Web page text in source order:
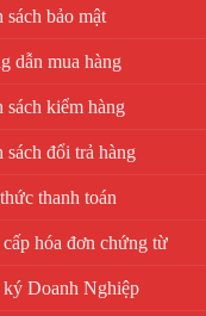
sách bảo mật
dẫn mua hàng
sách kiểm hàng
sách đổi trả hàng
thanh toán
hóa đơn chứng từ
Doanh Nghiệp